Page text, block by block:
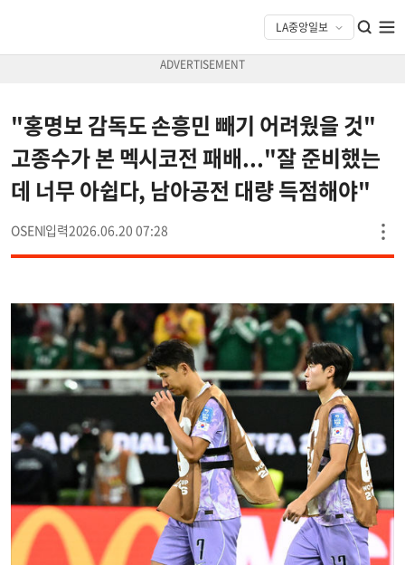
"홍명보 감독도 손흥민 빼기 어려웠을 것"
고종수가 본 멕시코전 패배..."잘 준비했는
데 너무 아쉽다, 남아공전 대량 득점해야"
OSEN 2026.06.20 07:28